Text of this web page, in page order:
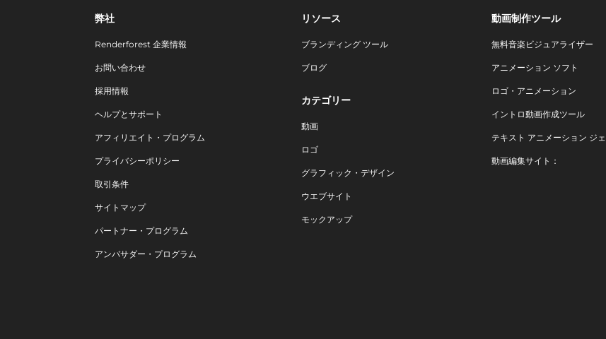
弊社
Renderforest 企業情報
お問い合わせ
採用情報
ヘルプとサポート
アフィリエイト・プログラム
プライバシーポリシー
取引条件
サイトマップ
パートナー・プログラム
アンバサダー・プログラム
リソース
ブランディング ツール
ブログ
カテゴリー
動画
ロゴ
グラフィック・デザイン
ウエブサイト
モックアップ
動画制作ツール
無料音楽ビジュアライザー
アニメーション ソフト
ロゴ・アニメーション
イントロ動画作成ツール
テキスト アニメーション ジ
動画編集サイト：